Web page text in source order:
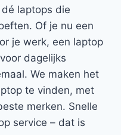
laptops die
Of je nu een
je werk, een laptop
dagelijks
We maken het
te vinden, met
merken. Snelle
service – dat is